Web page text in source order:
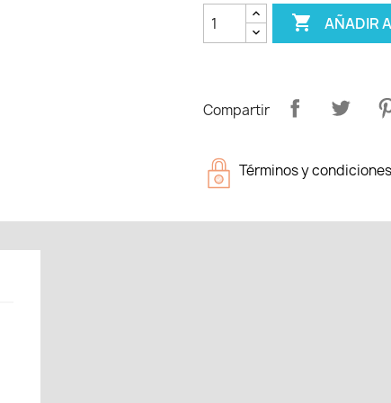
 AÑADIR
Compartir
Términos y condiciones